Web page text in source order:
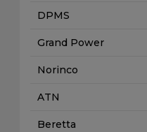
DPMS
Grand Power
Norinco
ATN
Beretta